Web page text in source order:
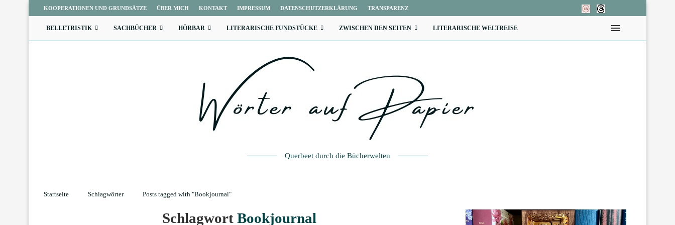
KOOPERATIONEN UND GRUNDSÄTZE ÜBER MICH KONTAKT IMPRESSUM DATENSCHUTZERKLÄRUNG TRANSPARENZ
BELLETRISTIK SACHBÜCHER HÖRBAR LITERARISCHE FUNDSTÜCKE ZWISCHEN DEN SEITEN LITERARISCHE WELTREISE
Querbeet durch die Bücherwelten
Startseite Schlagwörter Posts tagged with "Bookjournal"
SchlagwortBookjournal